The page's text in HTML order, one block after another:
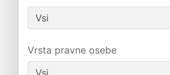
Vrsta pravne osebe